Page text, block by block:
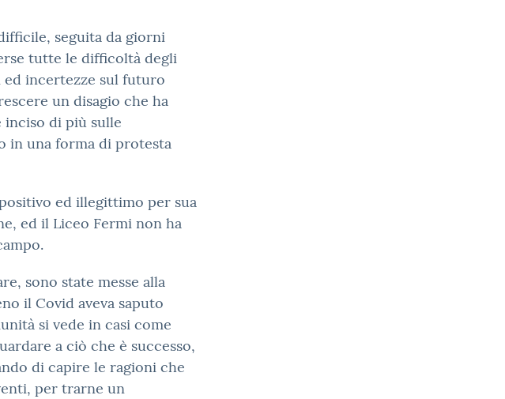
seguita da giorni
tutte le difficoltà degli
incertezze sul futuro
un disagio che ha
di più sulle
in una forma di protesta
ed illegittimo per sua
ed il Liceo Fermi non ha
sono state messe alla
il Covid aveva saputo
si vede in casi come
a ciò che è successo,
di capire le ragioni che
per trarne un